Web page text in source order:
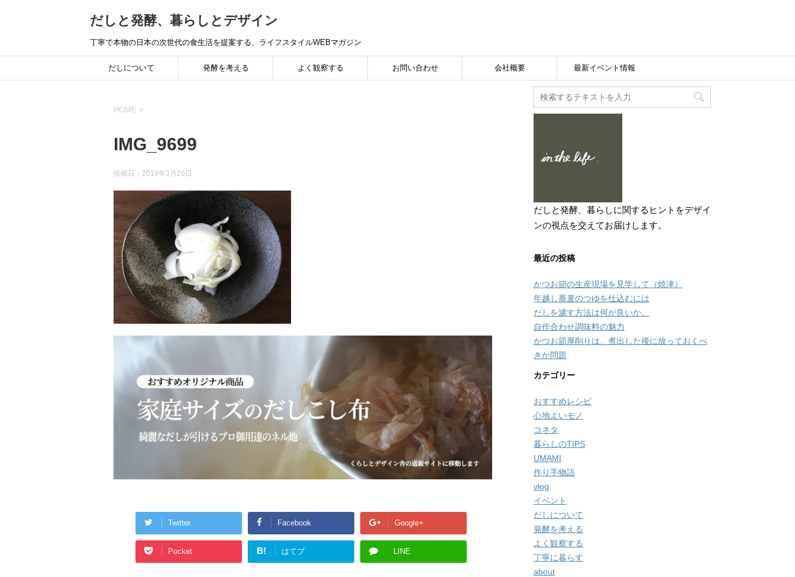
だしと発酵、暮らしとデザイン
丁寧で本物の日本の次世代の食生活を提案する、ライフスタイルWEBマガジン
だしについて 発酵を考える よく観察する お問い合わせ 会社概要 最新イベント情報
HOME >
IMG_9699
投稿日： 2019年3月26日
Twitter Facebook Google+
Pocket B! はてブ LINE
だしと発酵、暮らしに関するヒントをデザイ
ンの視点を交えてお届けします。
最近の投稿
かつお節の生産現場を見学して（焼津）
年越し蕎麦のつゆを仕込むには
だしを濾す方法は何が良いか。
自作合わせ調味料の魅力
かつお節厚削りは、煮出した後に放っておくべ
きか問題
カテゴリー
おすすめレシピ
心地よいモノ
コネタ
暮らしのTIPS
UMAMI
作り手物語
vlog
イベント
だしについて
発酵を考える
よく観察する
丁寧に暮らす
about